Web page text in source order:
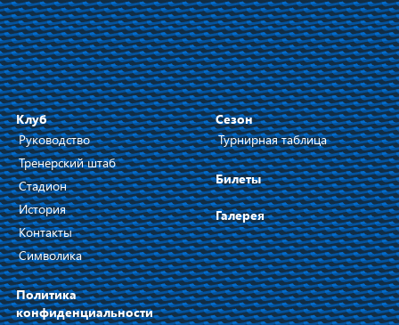
Клуб
Руководство
Тренерский штаб
Стадион
История
Контакты
Символика
Политика
конфиденциальности
Сезон
Турнирная таблица
Билеты
Галерея